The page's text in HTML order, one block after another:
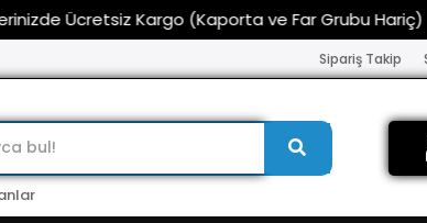
Kargo (Kaporta ve Far Grubu Hariç)
Sipariş Takip